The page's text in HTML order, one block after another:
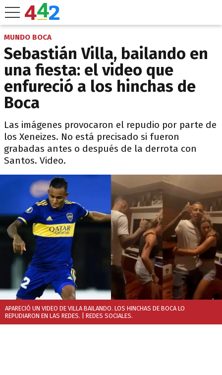
MUNDO BOCA
Sebastián Villa, bailando en
una fiesta: el video que
enfureció a los hinchas de
Boca
Las imágenes provocaron el repudio por parte de
los Xeneizes. No está precisado si fueron
grabadas antes o después de la derrota con
Santos. Video.
APARECIÓ UN VIDEO DE VILLA BAILANDO. LOS HINCHAS DE BOCA LO
REPUDIARON EN LAS REDES. | REDES SOCIALES.